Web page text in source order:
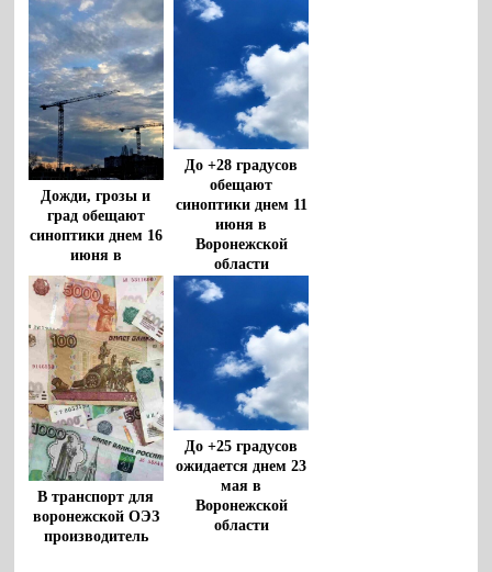
Дожди, грозы и
град обещают
синоптики днем 16
июня в
Воронежской
области
До +28 градусов
обещают
синоптики днем 11
июня в
Воронежской
области
В транспорт для
воронежской ОЭЗ
производитель
До +25 градусов
ожидается днем 23
мая в
Воронежской
области